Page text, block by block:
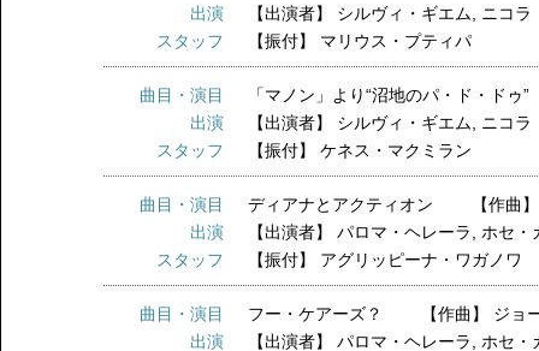
出演
【出演者】 シルヴィ・ギエム
ニコラ
スタッフ
【振付】 マリウス・プティパ
曲目・演目
「マノン」より“沼地のパ・ド・ド
出演
【出演者】 シルヴィ・ギエム
ニコラ
スタッフ
【振付】ケネス・マクミラン
曲目・演目
ディアナとアクティオン 【作曲】
出演
【出演者】パロマ・ヘレーラ
ホセ・
スタッフ
【振付】 アグリッピーナ・ワガノワ
曲目・演目
フー・ケアーズ？ 【作曲】 ジョー
出演
【出演者】パロマ・ヘレーラ
ホセ・